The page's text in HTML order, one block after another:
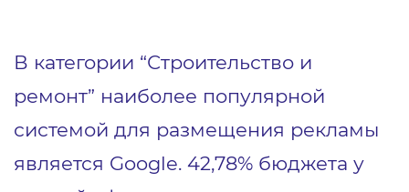
В категории “Строительство и
ремонт” наиболее популярной
системой для размещения рекламы
является Google. 42,78% бюджета у